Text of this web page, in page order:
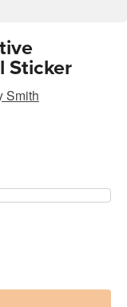
Sticker
Smith